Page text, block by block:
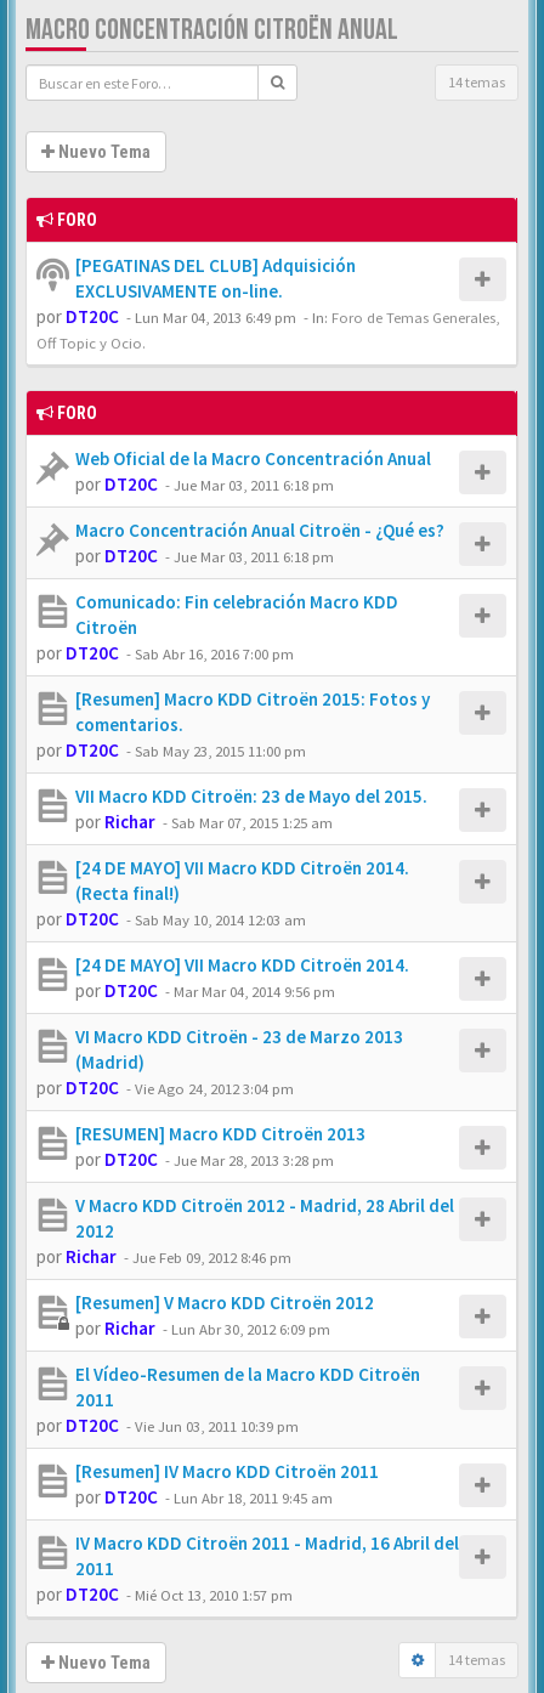
MACRO CONCENTRACIÓN CITROËN ANUAL
14 temas
Nuevo Tema
FORO
[PEGATINAS DEL CLUB] Adquisición
EXCLUSIVAMENTE on-line.
por DT20C - Lun Mar 04, 2013 6:49 pm - In: Foro de Temas Generales,
Off Topic y Ocio.
FORO
Web Oficial de la Macro Concentración Anual
por DT20C -Jue Mar 03, 2011 6:18 pm
Macro Concentración Anual Citroën - ¿Qué es?
por DT20C -Jue Mar 03, 2011 6:18 pm
Comunicado: Fin celebración Macro KDD
Citroën
por DT20C -Sab Abr 16, 2016 7:00 pm
[Resumen] Macro KDD Citroën 2015: Fotos y
comentarios.
por DT20C -Sab May 23, 2015 11:00 pm
VII Macro KDD Citroën: 23 de Mayo del 2015.
por Richar -Sab Mar 07, 2015 1:25 am
[24 DE MAYO] VII Macro KDD Citroën 2014.
(Recta final!)
por DT20C -Sab May 10, 2014 12:03 am
[24 DE MAYO] VII Macro KDD Citroën 2014.
por DT20C - Mar Mar 04, 2014 9:56 pm
VI Macro KDD Citroën - 23 de Marzo 2013
(Madrid)
por DT20C -Vie Ago 24, 2012 3:04 pm
[RESUMEN] Macro KDD Citroën 2013
por DT20C -Jue Mar 28, 2013 3:28 pm
V Macro KDD Citroën 2012 - Madrid, 28 Abril del
2012
por Richar -Jue Feb 09, 2012 8:46 pm
[Resumen] V Macro KDD Citroën 2012
por Richar - Lun Abr 30, 2012 6:09 pm
El Vídeo-Resumen de la Macro KDD Citroën
2011
por DT20C -Vie Jun 03, 2011 10:39 pm
[Resumen] IV Macro KDD Citroën 2011
por DT20C - Lun Abr 18, 2011 9:45 am
IV Macro KDD Citroën 2011 - Madrid, 16 Abril del
2011
por DT20C - Mié Oct 13, 2010 1:57 pm
Nuevo Tema 14 temas